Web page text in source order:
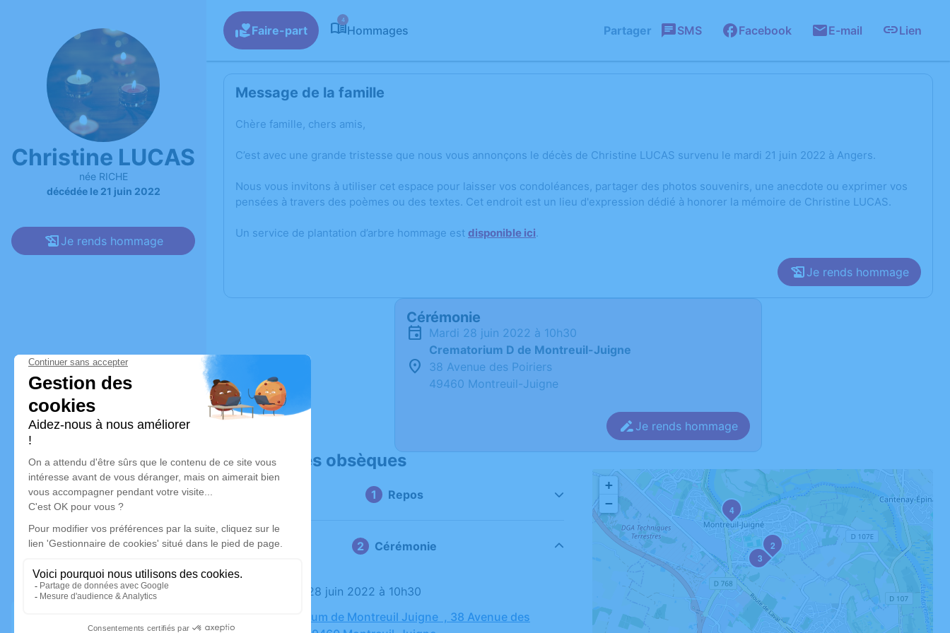
Christine LUCAS
née RICHE
décédée le 21 juin 2022
Je rends hommage
Faire-part
4
Hommages Partager SMS Facebook E-mail Lien
Message de la famille
Chère famille, chers amis,
C’est avec une grande tristesse que nous vous annonçons le décès de Christine LUCAS survenu le mardi 21 juin 2022 à Angers.
Nous vous invitons à utiliser cet espace pour laisser vos condoléances, partager des photos souvenirs, une anecdote ou exprimer vos
pensées à travers des poèmes ou des textes. Cet endroit est un lieu d'expression dédié à honorer la mémoire de Christine LUCAS.
Un service de plantation d’arbre hommage est disponible ici.
Je rends hommage
Cérémonie
mardi 28 juin 2022 à 10h30
Crematorium D de Montreuil-Juigne
38 Avenue des Poiriers
49460 Montreuil-Juigne
Je rends hommage
Déroulé des obsèques
Repos
Cérémonie
Le mardi 28 juin 2022 à 10h30
Crematorium de Montreuil Juigne , 38 Avenue des
2
3
4
+
−